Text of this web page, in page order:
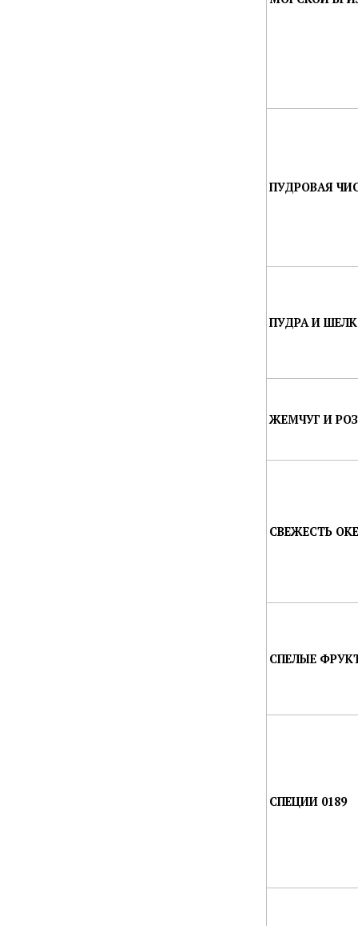
ПУДРОВАЯ
ПУДРА И ШЕЛК
ЖЕМЧУГ И
СВЕЖЕСТЬ
СПЕЛЫЕ
СПЕЦИИ 0189